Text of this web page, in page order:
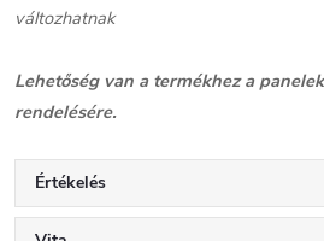
változhatnak
Lehetőség van a termékhez a
rendelésére.
Értékelés